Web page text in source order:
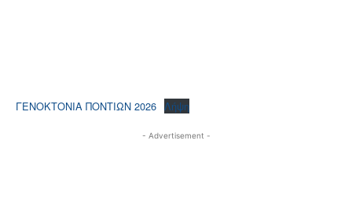
ΓΕΝΟΚΤΟΝΙΑ ΠΟΝΤΙΩΝ 2026 Λήψη
- Advertisement -